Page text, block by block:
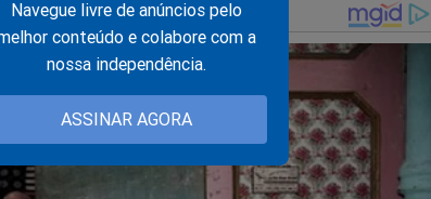
Navegue livre de anúncios pelo
conteúdo e colabore com a
nossa independência.
ASSINAR AGORA
mesmo durante o cumprimento da pena.
pelas investigações e pelos documentos
ser apresentados.
feitas pela família de Deolane revelam uma
prisional brasileiro ou estamos diante de uma narrativa